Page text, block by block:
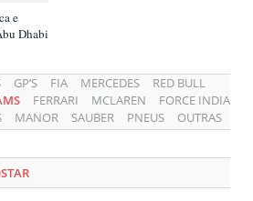
e
Dhabi
GP’S FIA MERCEDES
RED BULL
FERRARI MCLAREN
FORCE INDIA
MANOR SAUBER PNEUS
OUTRAS